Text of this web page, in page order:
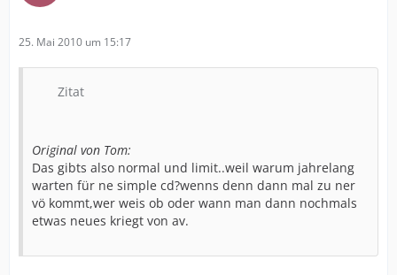
25. Mai 2010 um 15:17
Zitat
Original von Tom:
Das gibts also normal und limit..weil warum jahrelang
warten für ne simple cd?wenns denn dann mal zu ner
vö kommt,wer weis ob oder wann man dann nochmals
etwas neues kriegt von av.